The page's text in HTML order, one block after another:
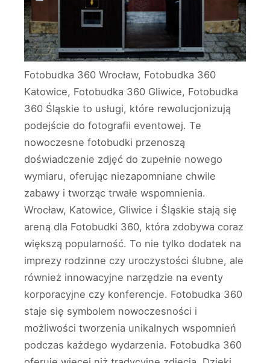
Fotobudka 360 Wrocław, Fotobudka 360
Katowice, Fotobudka 360 Gliwice, Fotobudka
360 Śląskie to usługi, które rewolucjonizują
podejście do fotografii eventowej. Te
nowoczesne fotobudki przenoszą
doświadczenie zdjęć do zupełnie nowego
wymiaru, oferując niezapomniane chwile
zabawy i tworząc trwałe wspomnienia.
Wrocław, Katowice, Gliwice i Śląskie stają się
areną dla Fotobudki 360, która zdobywa coraz
większą popularność. To nie tylko dodatek na
imprezy rodzinne czy uroczystości ślubne, ale
również innowacyjne narzędzie na eventy
korporacyjne czy konferencje. Fotobudka 360
staje się symbolem nowoczesności i
możliwości tworzenia unikalnych wspomnień
podczas każdego wydarzenia. Fotobudka 360